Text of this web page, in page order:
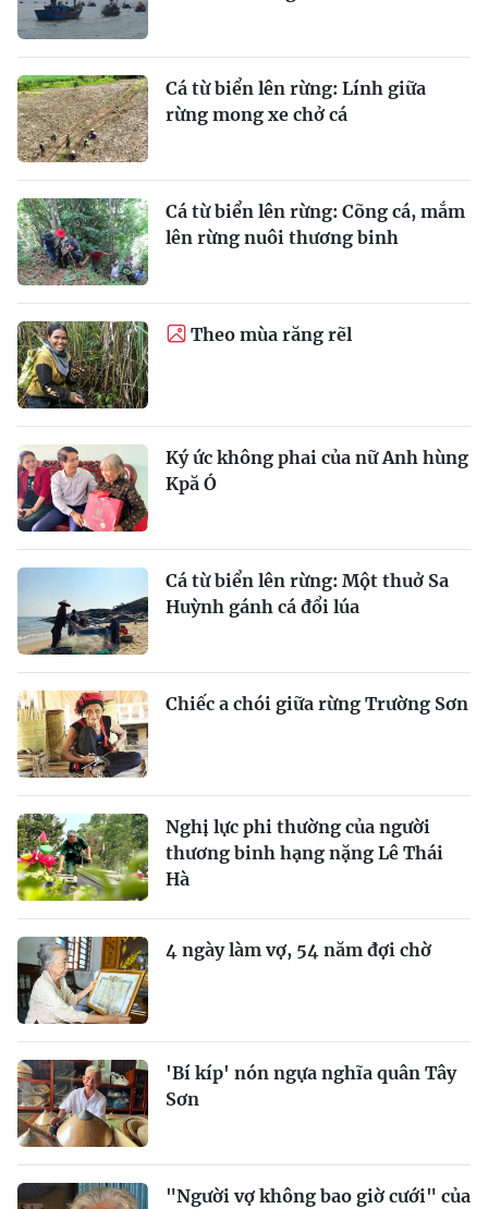
Cá từ biển lên rừng: Lính giữa
rừng mong xe chở cá
Cá từ biển lên rừng: Cõng cá, mắm
lên rừng nuôi thương binh
Theo mùa răng rẽl
Ký ức không phai của nữ Anh hùng
Kpă Ó
Cá từ biển lên rừng: Một thuở Sa
Huỳnh gánh cá đổi lúa
Chiếc a chói giữa rừng Trường Sơn
Nghị lực phi thường của người
thương binh hạng nặng Lê Thái
Hà
4 ngày làm vợ, 54 năm đợi chờ
'Bí kíp' nón ngựa nghĩa quân Tây
Sơn
"Người vợ không bao giờ cưới" của